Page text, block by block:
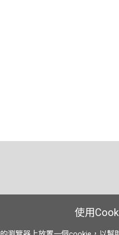
使用